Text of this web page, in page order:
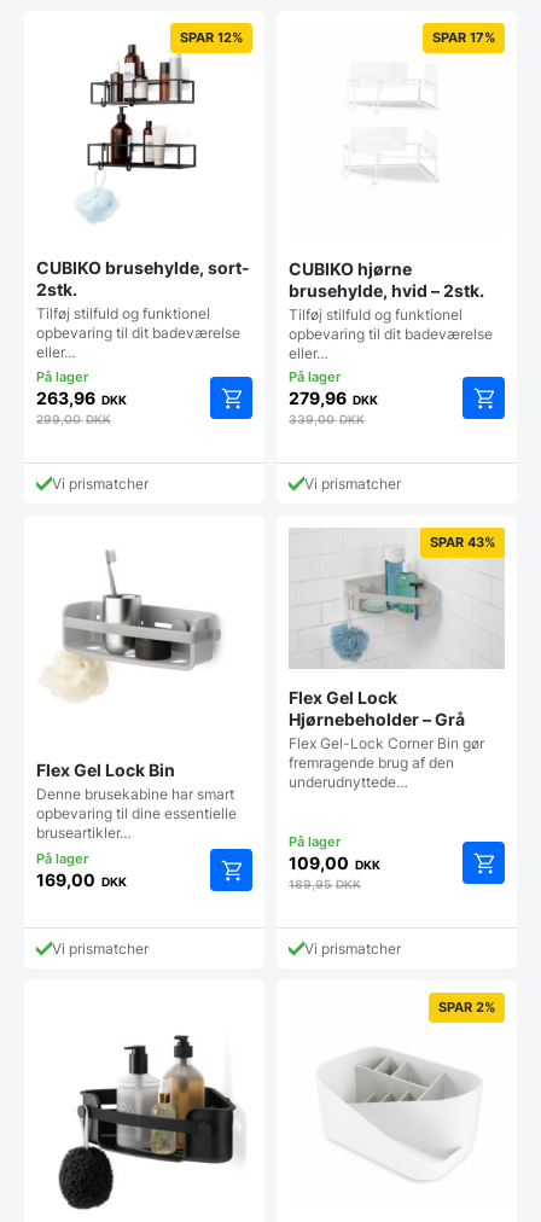
SPAR 12%
CUBIKO brusehylde, sort-
2stk.
Tilføj stilfuld og funktionel
opbevaring til dit badeværelse
eller…
263,96 DKK
299,00DKK
Vi prismatcher
SPAR 17%
CUBIKO hjørne
brusehylde, hvid – 2stk.
Tilføj stilfuld og funktionel
opbevaring til dit badeværelse
eller…
279,96 DKK
339,00DKK
Vi prismatcher
Flex Gel Lock Bin
Denne brusekabine har smart
opbevaring til dine essentielle
bruseartikler…
169,00 DKK
Vi prismatcher
SPAR 43%
Flex Gel Lock
Hjørnebeholder – Grå
Flex Gel-Lock Corner Bin gør
fremragende brug af den
underudnyttede…
109,00 DKK
189,95DKK
Vi prismatcher
SPAR 2%